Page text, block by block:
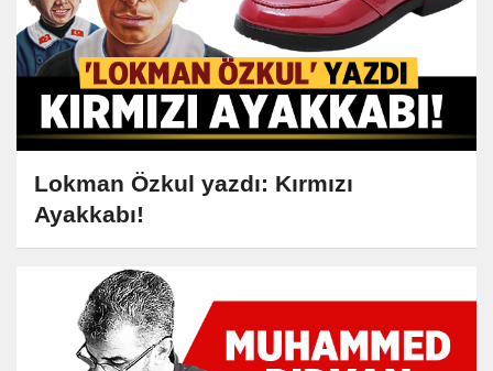
Lokman Özkul yazdı: Kırmızı
Ayakkabı!